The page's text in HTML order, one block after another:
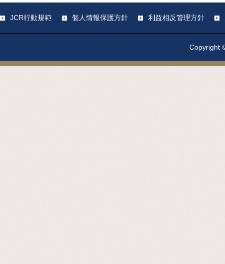
JCR行動規範 個人情報保護方針 利益相反管理方針
Copyright